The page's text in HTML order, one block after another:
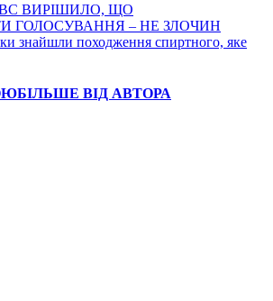
ВИРІШИЛО, ЩО
ГОЛОСУВАННЯ – НЕ ЗЛОЧИН
знайшли походження спиртного, яке
БІЛЬШЕ ВІД АВТОРА